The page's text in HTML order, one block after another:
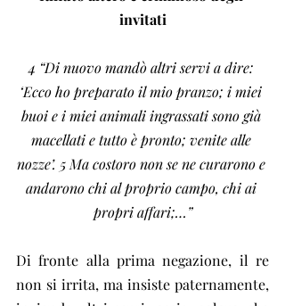
invitati
4 “Di nuovo mandò altri servi a dire:
‘Ecco ho preparato il mio pranzo; i miei
buoi e i miei animali ingrassati sono già
macellati e tutto è pronto; venite alle
nozze’. 5 Ma costoro non se ne curarono e
andarono chi al proprio campo, chi ai
propri affari;…”
Di fronte alla prima negazione, il re
non si irrita, ma insiste paternamente,